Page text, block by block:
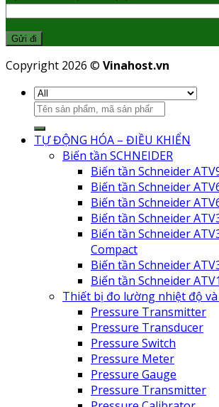
Copyright 2026 © Vinahost.vn
TỰ ĐỘNG HÓA – ĐIỀU KHIỂN
Biến tần SCHNEIDER
Biến tần Schneider
Biến tần Schneider
Biến tần Schneider
Biến tần Schneider
Biến tần Schneider
Compact
Biến tần Schneider
Biến tần Schneider
Thiết bị đo lường nhiệt độ và
Pressure Transmitter
Pressure Transducer
Pressure Switch
Pressure Meter
Pressure Gauge
Pressure Transmitter